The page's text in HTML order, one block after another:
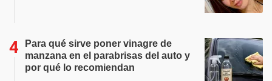
Para qué sirve poner vinagre de
manzana en el parabrisas del auto y
por qué lo recomiendan